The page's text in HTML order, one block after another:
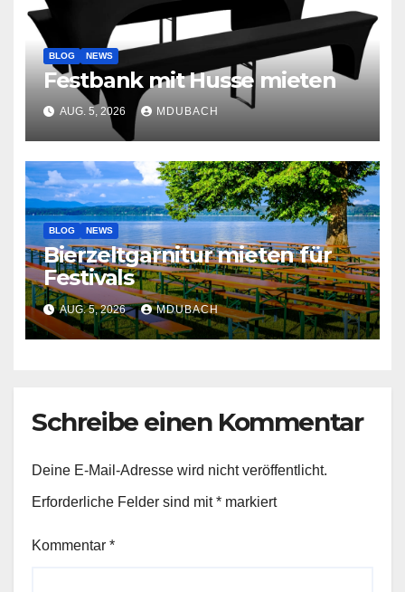
BLOG NEWS
Festbank mit Husse mieten
AUG. 5, 2026 MDUBACH
BLOG NEWS
Bierzeltgarnitur mieten für
Festivals
AUG. 5, 2026 MDUBACH
Schreibe einen Kommentar
Deine E-Mail-Adresse wird nicht veröffentlicht.
Erforderliche Felder sind mit* markiert
Kommentar *